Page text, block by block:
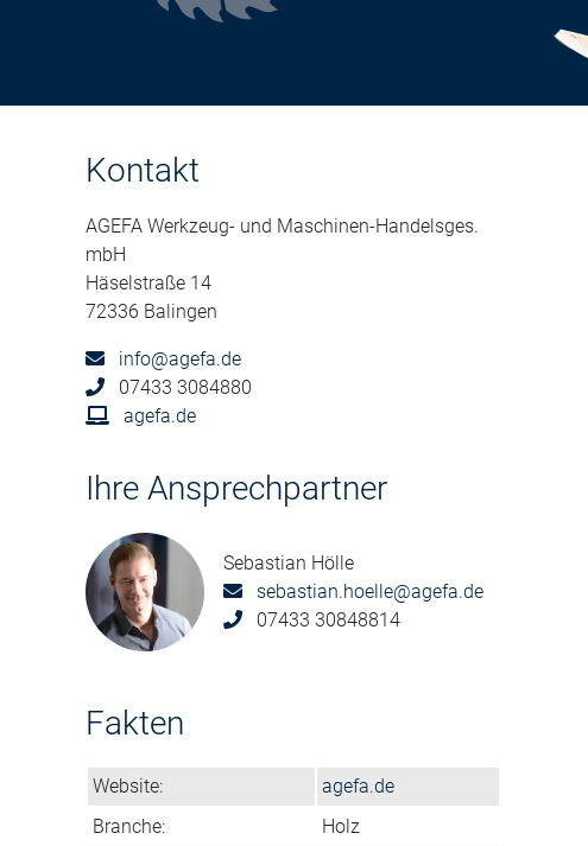
Kontakt
AGEFA Werkzeug- und Maschinen-Handelsges.
mbH
Häselstraße 14
72336 Balingen
info@agefa.de
07433 3084880
agefa.de
Ihre Ansprechpartner
Sebastian Hölle
sebastian.hoelle@agefa.de
07433 30848814
Fakten
Website:
agefa.de
Branche:
Holz